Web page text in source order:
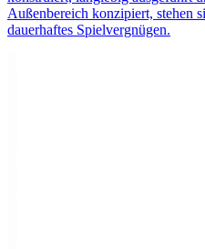
Außenbereich konzipiert, stehen
dauerhaftes Spielvergnügen.